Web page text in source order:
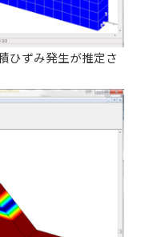
ひずみ発生が推定さ